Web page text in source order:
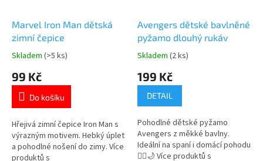
Marvel Iron Man dětská
zimní čepice
Průměrné
produktu
5,0
5
hvězdiček.
Skladem (>5 ks)
99 Kč
Do košíku
Hřejivá zimní čepice Iron Man s
výrazným motivem. Hebký úplet
a pohodlné nošení do zimy. Více
produktů s
Avengers dětské bavlněné
pyžamo dlouhý rukáv
Průměrné
produktu
5
hvězdiček.
Skladem (2 ks)
199 Kč
DETAIL
Pohodlné dětské pyžamo
Avengers z měkké bavlny.
Ideální na spaní i domácí pohodu
🦸‍♂️🌙 Více produktů s